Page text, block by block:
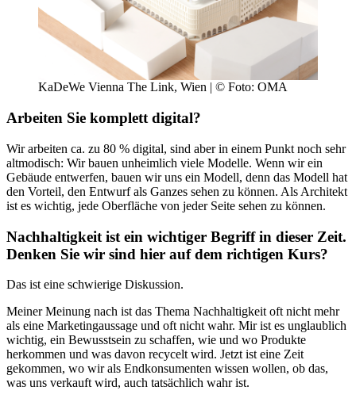
KaDeWe Vienna The Link, Wien | © Foto: OMA
Arbeiten Sie komplett digital?
Wir arbeiten ca. zu 80 % digital, sind aber in einem Punkt noch sehr
altmodisch: Wir bauen unheimlich viele Modelle. Wenn wir ein
Gebäu­de entwerfen, bauen wir uns ein Modell, denn das Modell hat
den Vorteil, den Entwurf als Ganzes sehen zu können. Als Architekt
ist es wichtig, jede Oberfläche von jeder Seite sehen zu können.
Nachhaltigkeit ist ein wichtiger Begriff in dieser Zeit.
Denken Sie wir sind hier auf dem richti­gen Kurs?
Das ist eine schwierige Diskussion.
Meiner Meinung nach ist das Thema Nachhaltigkeit oft nicht mehr
als eine Marketingaussage und oft nicht wahr. Mir ist es unglaublich
wichtig, ein Bewusst­sein zu schaffen, wie und wo Pro­dukte
herkommen und was davon recycelt wird. Jetzt ist eine Zeit
gekommen, wo wir als Endkonsu­menten wissen wollen, ob das,
was uns verkauft wird, auch tatsächlich wahr ist.